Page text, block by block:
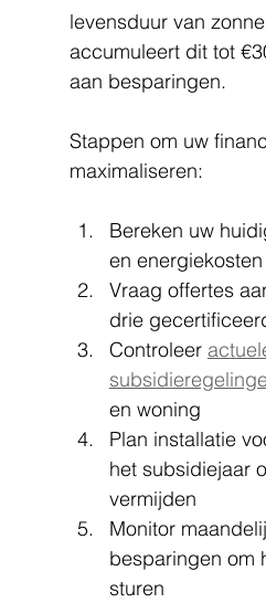
levensduur van
accumuleert dit tot
aan besparingen.
Stappen om uw
maximaliseren:
Bereken uw
en
Vraag offertes
drie
Controleer
en woning
Plan installatie
het subsidiejaar
vermijden
Monitor
besparingen om
sturen